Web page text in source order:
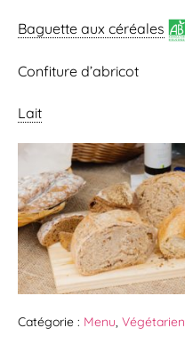
Baguette aux céréales
Confiture d’abricot
Lait
Catégorie : Menu, Végétarien